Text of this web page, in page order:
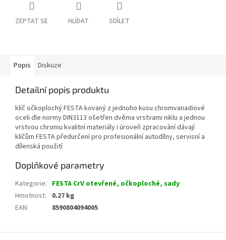
ZEPTAT SE HLÍDAT SDÍLET
Popis Diskuze
Detailní popis produktu
klíč očkoplochý FESTA kovaný z jednoho kusu chromvanadiové
oceli dle normy DIN3113 ošetřen dvěma vrstvami niklu a jednou
vrstvou chromu kvalitní materiály i úroveň zpracování dávají
klíčům FESTA předurčení pro profesionální autodílny, servisní a
dílenská použití
Doplňkové parametry
Kategorie: FESTA CrV otevřené, očkoploché, sady
Hmotnost:
0.27 kg
EAN: 8590804094005